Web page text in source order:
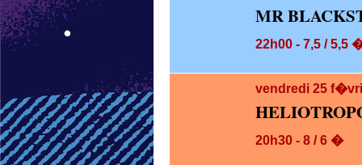
MR
22h00 - 7,5 / 5,5
vendredi 25
20h30 - 8 / 6 �